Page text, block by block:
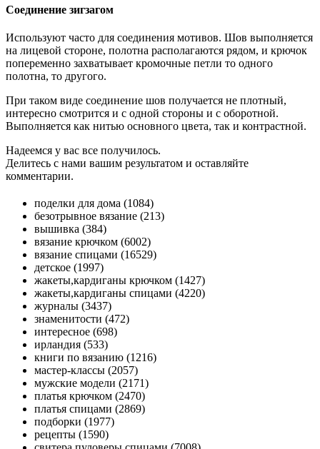
Соединение зигзагом
Используют часто для соединения мотивов. Шов выполняется
на лицевой стороне, полотна располагаются рядом, и крючок
попеременно захватывает кромочные петли то одного
полотна, то другого.
При таком виде соединение шов получается не плотный,
интересно смотрится и с одной стороны и с оборотной.
Выполняется как нитью основного цвета, так и контрастной.
Надеемся у вас все получилось.
Делитесь с нами вашим результатом и оставляйте
комментарии.
поделки для дома (1084)
безотрывное вязание (213)
вышивка (384)
вязание крючком (6002)
вязание спицами (16529)
детское (1997)
жакеты,кардиганы крючком (1427)
жакеты,кардиганы спицами (4220)
журналы (3437)
знаменитости (472)
интересное (698)
ирландия (533)
книги по вязанию (1216)
мастер-классы (2057)
мужские модели (2171)
платья крючком (2470)
платья спицами (2869)
подборки (1977)
рецепты (1590)